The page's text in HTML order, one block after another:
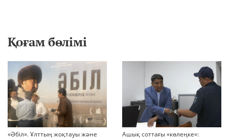
Қоғам бөлімі
«Әбіл». Ұлттың жоқтауы және
Ашық соттағы «көлеңке»: